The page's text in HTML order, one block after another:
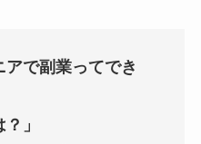
アで副業ってでき
」